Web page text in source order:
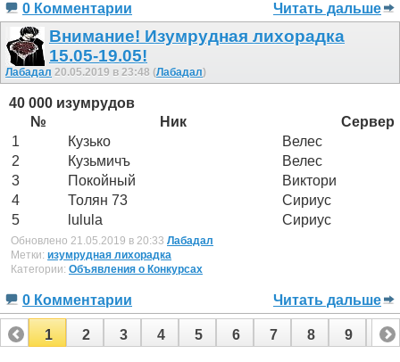
0 Комментарии Читать дальше
Внимание! Изумрудная лихорадка
15.05-19.05!
Лабадал 20.05.2019 в 23:48 (Лабадал)
40 000 изумрудов
№
Ник
Сервер
1
Кузько
Велес
2
Кузьмичъ
Велес
3
Покойный
Виктори
4
Толян 73
Сириус
5
lulula Сириус
Обновлено 21.05.2019 в 20:33 Лабадал
Метки: изумрудная лихорадка
Категории: Объявления о Конкурсах
0 Комментарии Читать дальше
1 2 3 4 5 6 7 8 9 10